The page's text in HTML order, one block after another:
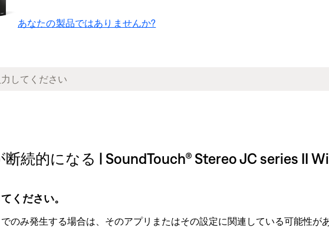
あなたの製品ではありませんか?
続的になる | SoundTouch® Stereo JC series II
ください。
のみ発生する場合は、そのアプリまたはその設定に関連している可能性があ